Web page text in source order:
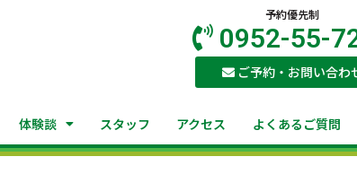
予約優先制
0952-55-
ご予約・お問い合わ
体験談 スタッフ アクセス よくあるご質問